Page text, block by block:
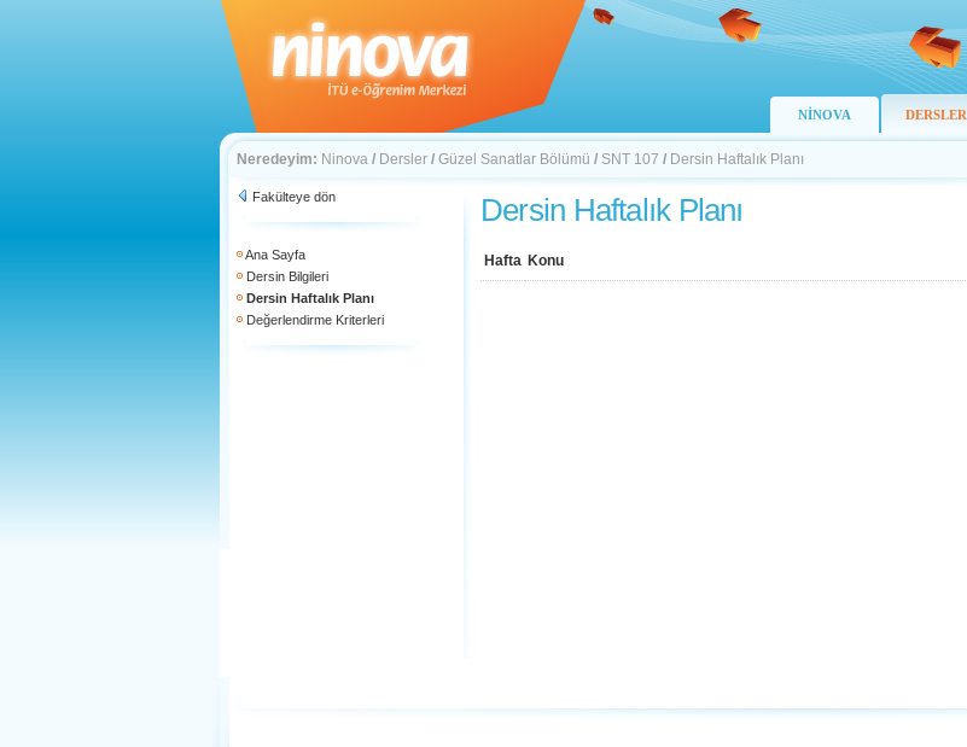
NİNOVA DERSLER
Neredeyim: Ninova / Dersler / Güzel Sanatlar Bölümü / SNT 107 / Dersin Haftalık Planı
Fakülteye dön
Ana Sayfa
Dersin Bilgileri
Dersin Haftalık Planı
Değerlendirme Kriterleri
Dersin Haftalık Planı
Hafta Konu